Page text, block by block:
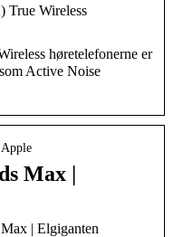
True Wireless
høretelefonerne er
Active Noise
Max |
| Elgiganten